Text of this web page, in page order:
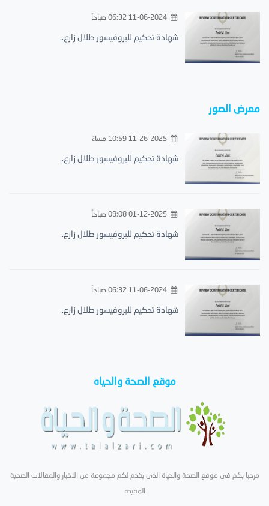
11-06-2024 06:32 صباحاً
شهادة تحكيم للبروفيسور طلال زارع..
معرض الصور
11-26-2025 10:59 مساءً
شهادة تحكيم للبروفيسور طلال زارع..
01-12-2025 08:08 صباحاً
شهادة تحكيم للبروفيسور طلال زارع..
11-06-2024 06:32 صباحاً
شهادة تحكيم للبروفيسور طلال زارع..
موقع الصحة والحياه
مرحبا بكم في موقع الصحة والحياة الذي يقدم لكم مجموعة من الاخبار والمقالات الصحية
المفيدة